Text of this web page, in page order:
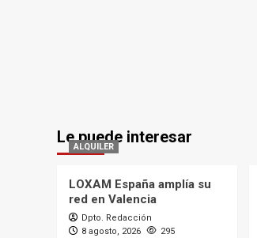
Le puede interesar
ALQUILER
LOXAM España amplía su
red en Valencia
Dpto. Redacción
8 agosto, 2026
295